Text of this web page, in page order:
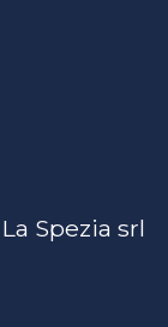
Spezia srl